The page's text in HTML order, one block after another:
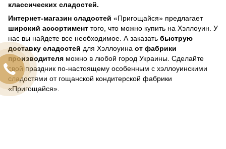
классических сладостей.
Интернет-магазин сладостей «Пригощайся» предлагает
широкий ассортимент того, что можно купить на Хэллоуин. У
нас вы найдете все необходимое. А заказать быструю
доставку сладостей для Хэллоуина от фабрики
производителя можно в любой город Украины. Сделайте
свой праздник по-настоящему особенным с хэллоуинскими
сладостями от гощанской кондитерской фабрики
«Пригощайся».